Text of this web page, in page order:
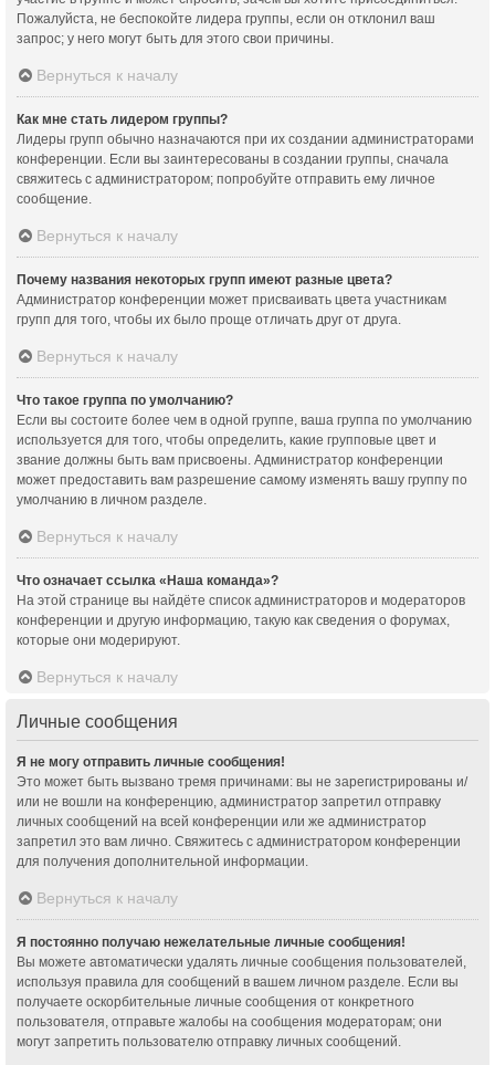
Пожалуйста, не беспокойте лидера группы, если он отклонил ваш
запрос; у него могут быть для этого свои причины.
Вернуться к началу
Как мне стать лидером группы?
Лидеры групп обычно назначаются при их создании администраторами
конференции. Если вы заинтересованы в создании группы, сначала
свяжитесь с администратором; попробуйте отправить ему личное
сообщение.
Вернуться к началу
Почему названия некоторых групп имеют разные цвета?
Администратор конференции может присваивать цвета участникам
групп для того, чтобы их было проще отличать друг от друга.
Вернуться к началу
Что такое группа по умолчанию?
Если вы состоите более чем в одной группе, ваша группа по умолчанию
используется для того, чтобы определить, какие групповые цвет и
звание должны быть вам присвоены. Администратор конференции
может предоставить вам разрешение самому изменять вашу группу по
умолчанию в личном разделе.
Вернуться к началу
Что означает ссылка «Наша команда»?
На этой странице вы найдёте список администраторов и модераторов
конференции и другую информацию, такую как сведения о форумах,
которые они модерируют.
Вернуться к началу
Личные сообщения
Я не могу отправить личные сообщения!
Это может быть вызвано тремя причинами: вы не зарегистрированы и/
или не вошли на конференцию, администратор запретил отправку
личных сообщений на всей конференции или же администратор
запретил это вам лично. Свяжитесь с администратором конференции
для получения дополнительной информации.
Вернуться к началу
Я постоянно получаю нежелательные личные сообщения!
Вы можете автоматически удалять личные сообщения пользователей,
используя правила для сообщений в вашем личном разделе. Если вы
получаете оскорбительные личные сообщения от конкретного
пользователя, отправьте жалобы на сообщения модераторам; они
могут запретить пользователю отправку личных сообщений.